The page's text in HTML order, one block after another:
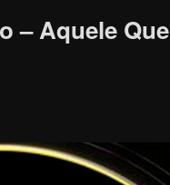
– Aquele Que